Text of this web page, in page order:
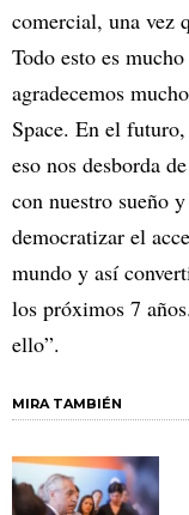
comercial, una vez
Todo esto es
agradecemos
Space. En el
eso nos desborda
con nuestro sueño
democratizar el
mundo y así
los próximos 7
ello”.
MIRA TAMBIÉN